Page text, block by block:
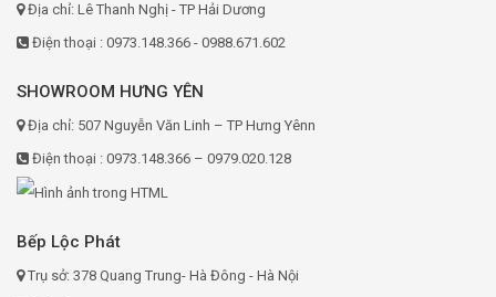
Địa chỉ: Lê Thanh Nghị - TP Hải Dương
Điện thoại : 0973.148.366 - 0988.671.602
SHOWROOM HƯNG YÊN
Địa chỉ: 507 Nguyễn Văn Linh – TP Hưng Yênn
Điện thoại : 0973.148.366 – 0979.020.128
Bếp Lộc Phát
Trụ sở: 378 Quang Trung- Hà Đông - Hà Nội